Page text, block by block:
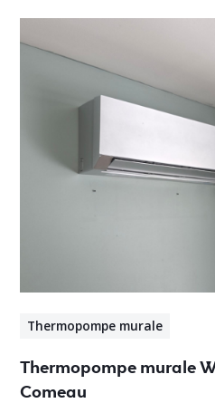
Thermopompe murale
Thermopompe murale
Comeau